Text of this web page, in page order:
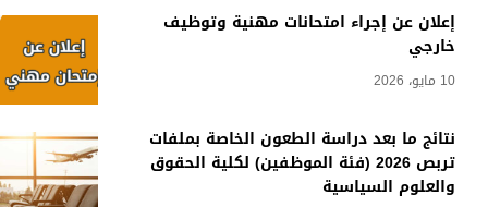
إعلان عن إجراء امتحانات مهنية وتوظيف
خارجي
10 مايو، 2026
نتائج ما بعد دراسة الطعون الخاصة بملفات
تربص 2026 (فئة الموظفين) لكلية الحقوق
والعلوم السياسية